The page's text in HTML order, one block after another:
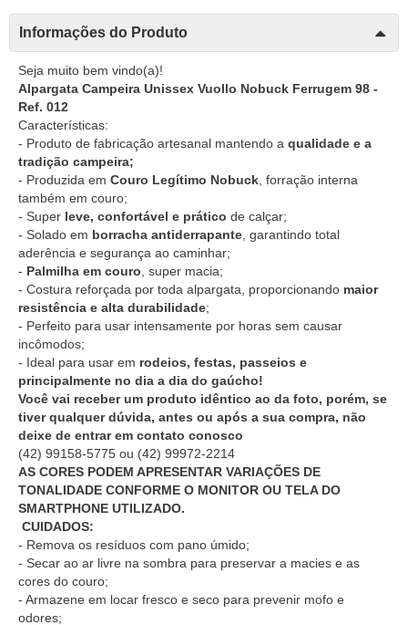
Informações do Produto
Seja muito bem vindo(a)!
Alpargata Campeira Unissex Vuollo Nobuck Ferrugem 98 -
Ref. 012
Características:
- Produto de fabricação artesanal mantendo a qualidade e a
tradição campeira;
- Produzida em Couro Legítimo Nobuck , forração interna
também em couro;
- Super leve, confortável e prático de calçar;
- Solado em borracha antiderrapante , garantindo total
aderência e segurança ao caminhar;
- Palmilha em couro , super macia;
- Costura reforçada por toda alpargata, proporcionando maior
resistência e alta durabilidade;
- Perfeito para usar intensamente por horas sem causar
incômodos;
- Ideal para usar em rodeios, festas, passeios e
principalmente no dia a dia do gaúcho!
Você vai receber um produto idêntico ao da foto, porém, se
tiver qualquer dúvida, antes ou após a sua compra, não
deixe de entrar em contato conosco
(42) 99158-5775 ou (42) 99972-2214
AS CORES PODEM APRESENTAR VARIAÇÕES DE
TONALIDADE CONFORME O MONITOR OU TELA DO
SMARTPHONE UTILIZADO.
CUIDADOS:
- Remova os resíduos com pano úmido;
- Secar ao ar livre na sombra para preservar a macies e as
cores do couro;
- Armazene em locar fresco e seco para prevenir mofo e
odores;